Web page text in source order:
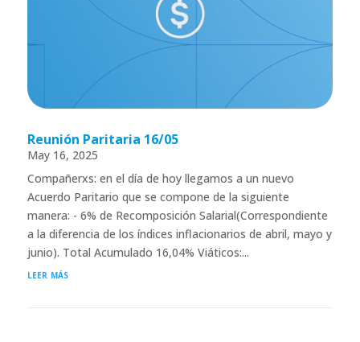
Reunión Paritaria 16/05
May 16, 2025
Compañerxs: en el día de hoy llegamos a un nuevo
Acuerdo Paritario que se compone de la siguiente
manera: - 6% de Recomposición Salarial(Correspondiente
a la diferencia de los índices inflacionarios de abril, mayo y
junio). Total Acumulado 16,04% Viáticos:...
leer más